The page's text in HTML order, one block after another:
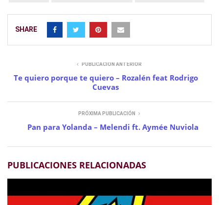
SHARE
PUBLICACIÓN ANTERIOR
Te quiero porque te quiero – Rozalén feat Rodrigo
Cuevas
PRÓXIMA PUBLICACIÓN
Pan para Yolanda – Melendi ft. Aymée Nuviola
PUBLICACIONES RELACIONADAS